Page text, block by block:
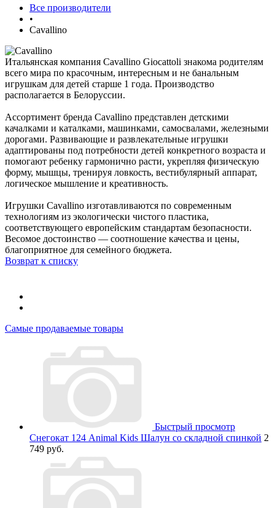
Все производители
•
Cavallino
Итальянская компания Cavallino Giocattoli знакома родителям
всего мира по красочным, интересным и не банальным
игрушкам для детей старше 1 года. Производство
располагается в Белоруссии.
Ассортимент бренда Cavallino представлен детскими
качалками и каталками, машинками, самосвалами, железными
дорогами. Развивающие и развлекательные игрушки
адаптированы под потребности детей конкретного возраста и
помогают ребенку гармонично расти, укрепляя физическую
форму, мышцы, тренируя ловкость, вестибулярный аппарат,
логическое мышление и креативность.
Игрушки Cavallino изготавливаются по современным
технологиям из экологически чистого пластика,
соответствующего европейским стандартам безопасности.
Весомое достоинство — соотношение качества и цены,
благоприятное для семейного бюджета.
Возврат к списку
Самые продаваемые товары
Быстрый просмотр
Снегокат 124 Animal Kids Шалун со складной спинкой 2
749 руб.